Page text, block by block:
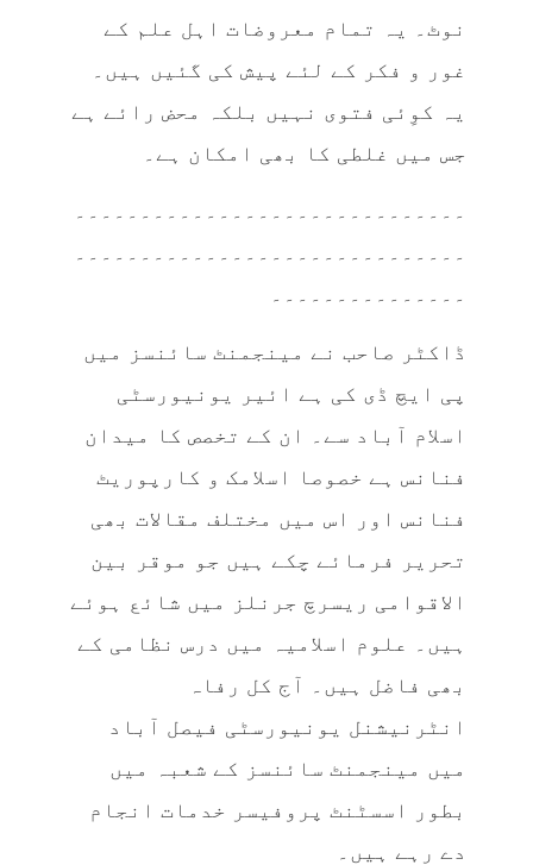
نوٹ۔ یہ تمام معروضات اہل علم کے
غور و فکر کے لئے پیش کی گئیں ہیں۔
یہ کوِئی فتوی نہیں بلکہ محض رائے ہے
جس میں غلطی کا بھی امکان ہے۔
۔۔۔۔۔۔۔۔۔۔۔۔۔۔۔۔۔۔۔۔۔۔۔۔۔۔۔۔۔۔
۔۔۔۔۔۔۔۔۔۔۔۔۔۔۔۔۔۔۔۔۔۔۔۔۔۔۔۔۔۔
۔۔۔۔۔۔۔۔۔۔۔۔۔۔۔
ڈاکٹر صاحب نے مینجمنٹ سائنسز میں
پی ایچ ڈی کی ہے ائیر یونیورسٹی
اسلام آباد سے۔ ان کے تخصص کا میدان
فنانس ہے خصوصا اسلامک و کارپوریٹ
فنانس اور اس میں مختلف مقالات بھی
تحریر فرمائے چکے ہیں جو موقر بین
الاقوامی ریسرچ جرنلز میں شائع ہوئے
ہیں۔ علوم اسلامیہ میں درس نظامی کے
بھی فاضل ہیں۔ آج کل رفاہ
انٹرنیشنل یونیورسٹی فیصل آباد
میں مینجمنٹ سائنسز کے شعبہ میں
بطور اسسٹنٹ پروفیسر خدمات انجام
دے رہے ہیں۔